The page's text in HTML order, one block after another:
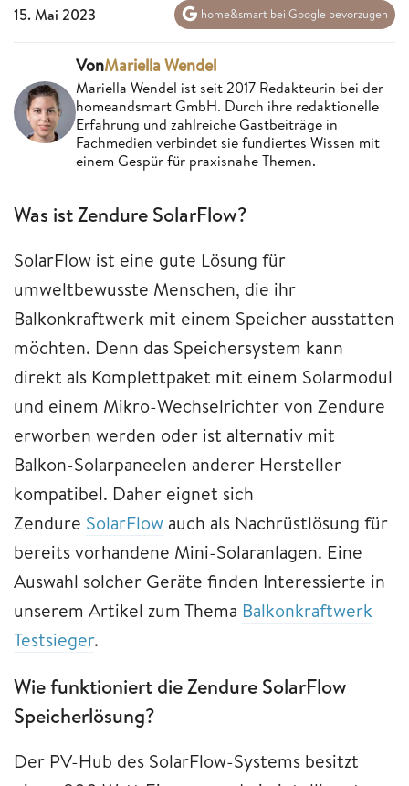
15. Mai 2023 home&smart bei Google bevorzugen
VonMariella Wendel
Mariella Wendel ist seit 2017 Redakteurin bei der
homeandsmart GmbH. Durch ihre redaktionelle
Erfahrung und zahlreiche Gastbeiträge in
Fachmedien verbindet sie fundiertes Wissen mit
einem Gespür für praxisnahe Themen.
Was ist Zendure SolarFlow?
SolarFlow ist eine gute Lösung für
umweltbewusste Menschen, die ihr
Balkonkraftwerk mit einem Speicher ausstatten
möchten. Denn das Speichersystem kann
direkt als Komplettpaket mit einem Solarmodul
und einem Mikro-Wechselrichter von Zendure
erworben werden oder ist alternativ mit
Balkon-Solarpaneelen anderer Hersteller
kompatibel. Daher eignet sich
Zendure SolarFlow auch als Nachrüstlösung für
bereits vorhandene Mini-Solaranlagen. Eine
Auswahl solcher Geräte finden Interessierte in
unserem Artikel zum Thema Balkonkraftwerk
Testsieger.
Wie funktioniert die Zendure SolarFlow
Speicherlösung?
Der PV-Hub des SolarFlow-Systems besitzt